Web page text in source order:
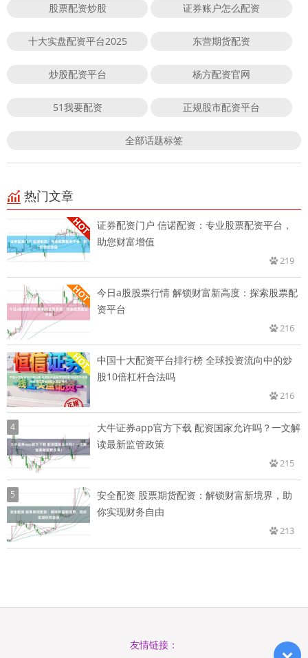
股票配资炒股 证券账户怎么配资
十大实盘配资平台2025 东营期货配资
炒股配资平台 杨方配资官网
51我要配资 正规股市配资平台
全部话题标签
热门文章
证券配资门户 信诺配资：专业股票配资平台，
助您财富增值
219
今日a股股票行情 解锁财富新高度：探索股票配
资平台
216
中国十大配资平台排行榜 全球投资流向中的炒
股10倍杠杆合法吗
216
4
大牛证券app官方下载 配资国家允许吗？一文解
读最新监管政策
215
5
安全配资 股票期货配资：解锁财富新境界，助
你实现财务自由
213
友情链接：